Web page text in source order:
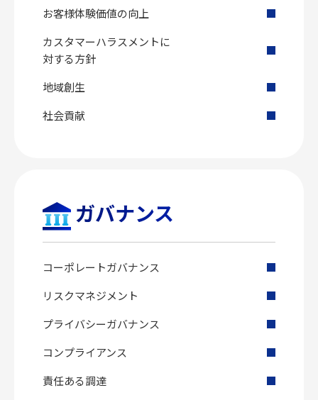
お客様体験価値の向上
カスタマーハラスメントに
対する方針
地域創生
社会貢献
ガバナンス
コーポレートガバナンス
リスクマネジメント
プライバシーガバナンス
コンプライアンス
責任ある調達